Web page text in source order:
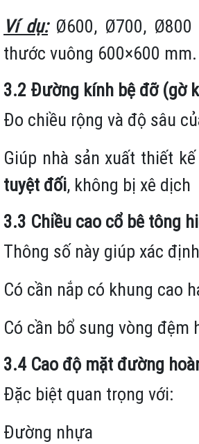
Ví dụ:Ø600, Ø700, Ø800
thước vuông 600×600 mm.
3.2 Đường kính bệ đỡ (gờ
Đo chiều rộng và độ sâu
Giúp nhà sản xuất thiết kế
tuyệt đối, không bị xê dịch
3.3 Chiều cao cổ bê tông
Thông số này giúp xác
Có cần nắp có khung cao
Có cần bổ sung vòng đệm
3.4 Cao độ mặt đường
Đặc biệt quan trọng với:
Đường nhựa